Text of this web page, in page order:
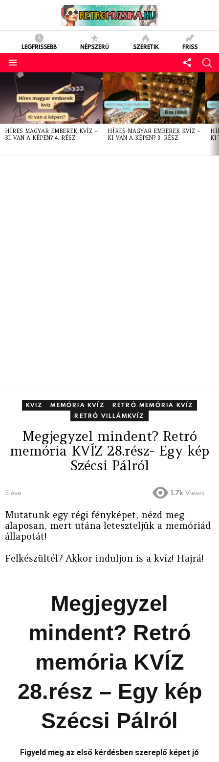
LEGFRISSEBB NÉPSZERŰ SZERETIK FRISS
LATEST
STORIES
HÍRES MAGYAR EMBEREK KVÍZ –
KI VAN A KÉPEN? 4. RÉSZ
HÍRES MAGYAR EMBEREK KVÍZ –
KI VAN A KÉPEN? 3. RÉSZ
KI
KVIZ MEMÓRIA KVÍZ
RETRÓ MEMÓRIA KVÍZ
RETRÓ VILLÁMKVÍZ
Megjegyzel mindent? Retró
memória KVÍZ 28.rész- Egy kép
Szécsi Pálról
3 éve 1.7k Views
Mutatunk egy régi fényképet, nézd meg
alaposan, mert utána leteszteljük a memóriád
állapotát!
Felkészültél? Akkor induljon is a kvíz! Hajrá!
Megjegyzel
mindent? Retró
memória KVÍZ
28.rész – Egy kép
Szécsi Pálról
Figyeld meg az első kérdésben szereplő képet jó